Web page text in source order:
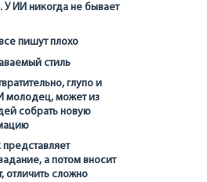
У ИИ никогда не бывает
пишут плохо
стиль
глупо и
молодец, может из
собрать новую
а потом вносит
отличить сложно